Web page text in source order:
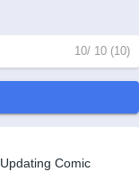
10/ 10 (10)
Updating Comic